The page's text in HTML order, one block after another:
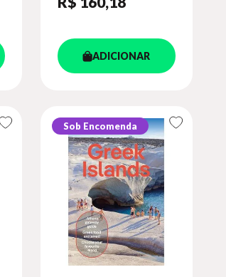
ADICIONAR
Sob Encomenda